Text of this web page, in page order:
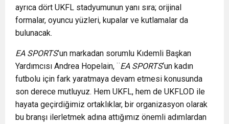
ayrıca dört UKFL stadyumunun yanı sıra; orijinal
formalar, oyuncu yüzleri, kupalar ve kutlamalar da
bulunacak.
EA SPORTS’un markadan sorumlu Kıdemli Başkan
Yardımcısı Andrea Hopelain, ¨EA SPORTS‘un kadın
futbolu için fark yaratmaya devam etmesi konusunda
son derece mutluyuz. Hem UKFL, hem de UKFLOD ile
hayata geçirdiğimiz ortaklıklar, bir organizasyon olarak
bu branşı ilerletmek adına attığımız önemli adımlardan